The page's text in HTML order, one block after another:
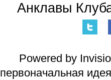
Анклавы
Powered by
первоначальная